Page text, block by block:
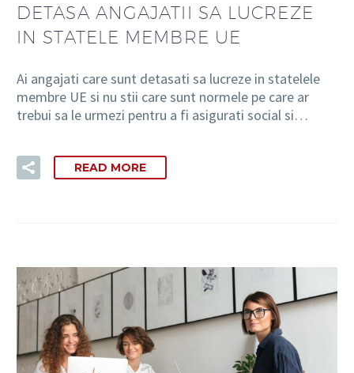
DETASA ANGAJATII SA LUCREZE
IN STATELE MEMBRE UE
Ai angajati care sunt detasati sa lucreze in statelele
membre UE si nu stii care sunt normele pe care ar
trebui sa le urmezi pentru a fi asigurati social si…
READ MORE